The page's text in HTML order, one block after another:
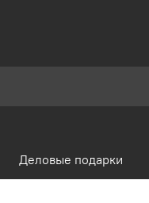
Деловые подарки